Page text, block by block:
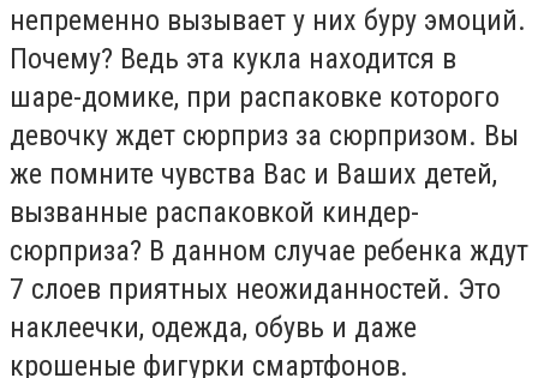
непременно вызывает у них буру эмоций.
Почему? Ведь эта кукла находится в
шаре-домике, при распаковке которого
девочку ждет сюрприз за сюрпризом. Вы
же помните чувства Вас и Ваших детей,
вызванные распаковкой киндер-
сюрприза? В данном случае ребенка ждут
7 слоев приятных неожиданностей. Это
наклеечки, одежда, обувь и даже
крошеные фигурки смартфонов.